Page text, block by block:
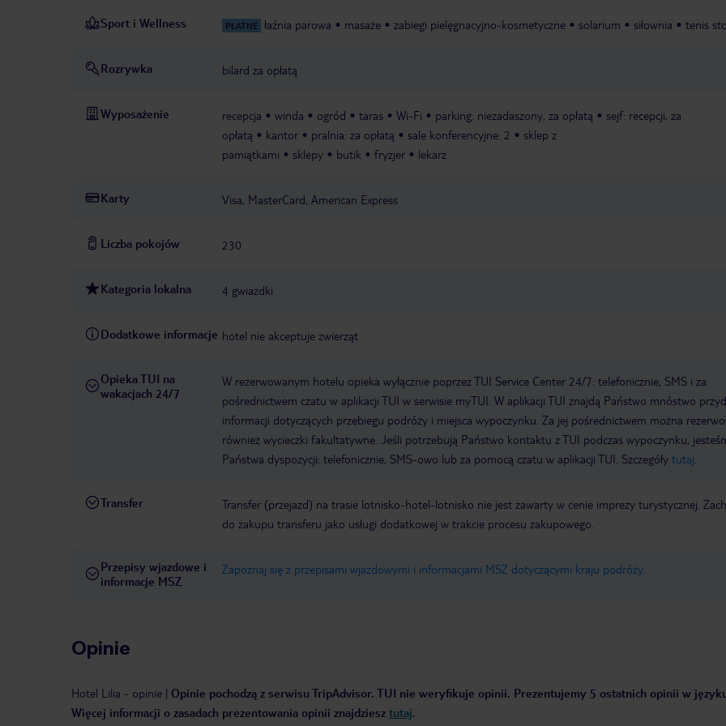
Sport i Wellness PŁATNE łaźnia parowa masaże zabiegi pielęgnacyjno-kosmetyczne solarium siłownia tenis
Rozrywka bilard za opłatą
Wyposażenie recepcja winda ogród taras Wi-Fi parking: niezadaszony, za opłatą
sejf: recepcji, za
opłatą
kantor pralnia: za opłatą sale konferencyjne: 2
sklep z
pamiątkami
sklepy butik fryzjer lekarz
Karty Visa, MasterCard, American Express
Liczba pokojów 230
Kategoria lokalna 4 gwiazdki
Dodatkowe informacje hotel nie akceptuje zwierząt
Opieka TUI na
wakacjach 24/7
W rezerwowanym hotelu opieka wyłącznie poprzez TUI Service Center 24/7: telefonicznie, SMS i za
pośrednictwem czatu w aplikacji TUI w serwisie myTUI. W aplikacji TUI znajdą Państwo mnóstwo
informacji dotyczących przebiegu podróży i miejsca wypoczynku. Za jej pośrednictwem można
również wycieczki fakultatywne. Jeśli potrzebują Państwo kontaktu z TUI podczas wypoczynku,
Państwa dyspozycji: telefonicznie, SMS-owo lub za pomocą czatu w aplikacji TUI. Szczegóły tutaj
Transfer
Transfer (przejazd) na trasie lotnisko-hotel-lotnisko nie jest zawarty w cenie imprezy turystycznej.
do zakupu transferu jako usługi dodatkowej w trakcie procesu zakupowego.
Przepisy wjazdowe i
informacje MSZ
Zapoznaj się z przepisami wjazdowymi i informacjami MSZ dotyczącymi kraju podróży.
Opinie
Hotel Lilia - opinie | Opinie pochodzą z serwisu TripAdvisor. TUI nie weryfikuje opinii. Prezentujemy 5 ostatnich opinii w
Więcej informacji o zasadach prezentowania opinii znajdziesz tutaj.